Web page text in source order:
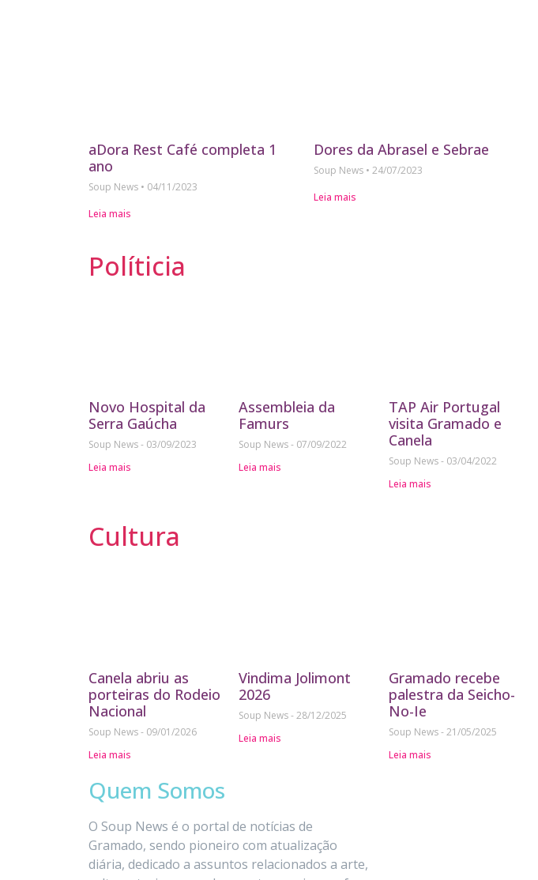
aDora Rest Café completa 1
ano
Soup News
04/11/2023
Leia mais
Dores da Abrasel e Sebrae
Soup News
24/07/2023
Leia mais
Políticia
Novo Hospital da
Serra Gaúcha
Soup News
03/09/2023
Leia mais
Assembleia da
Famurs
Soup News
07/09/2022
Leia mais
TAP Air Portugal
visita Gramado e
Canela
Soup News
03/04/2022
Leia mais
Cultura
Canela abriu as
porteiras do Rodeio
Nacional
Soup News
09/01/2026
Leia mais
Vindima Jolimont
2026
Soup News 28/12/2025
Leia mais
Gramado recebe
palestra da Seicho-
No-Ie
Soup News 21/05/2025
Leia mais
Quem Somos
O Soup News é o portal de notícias de
Gramado, sendo pioneiro com atualização
diária, dedicado a assuntos relacionados a arte,